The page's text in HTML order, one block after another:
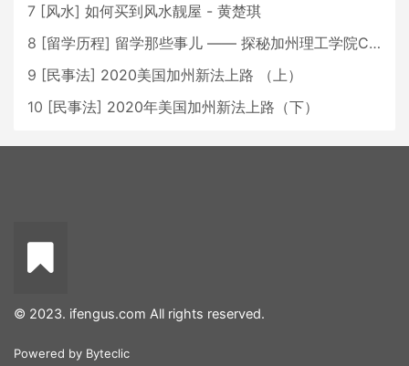
7 [风水] 如何买到风水靓屋 - 黄楚琪
8 [留学历程] 留学那些事儿 —— 探秘加州理工学院Caltech博士生活 [上集]
9 [民事法] 2020美国加州新法上路 （上）
10 [民事法] 2020年美国加州新法上路（下）
© 2023. ifengus.com All rights reserved.
Powered by Byteclic